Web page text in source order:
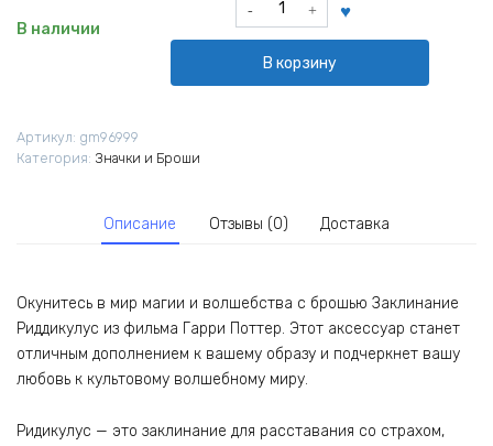
В наличии
товара
Заклинание
В корзину
Артикул: gm96999
Категория: Значки и Броши
Описание Отзывы (0) Доставка
Окунитесь в мир магии и волшебства с брошью Заклинание
Риддикулус из фильма Гарри Поттер. Этот аксессуар станет
отличным дополнением к вашему образу и подчеркнет вашу
любовь к культовому волшебному миру.
Ридикулус — это заклинание для расставания со страхом,